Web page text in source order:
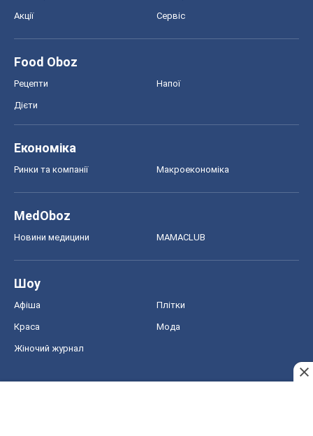
Акції Сервіс
Food Oboz
Рецепти Напої
Дієти
Економіка
Ринки та компанії Макроекономіка
MedOboz
Новини медицини MAMACLUB
Шоу
Афіша Плітки
Краса Мода
Жіночий журнал